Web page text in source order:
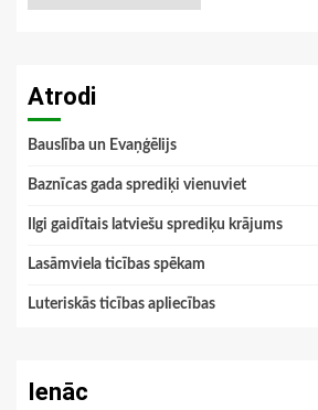
Atrodi
Bauslība un Evaņģēlijs
Baznīcas gada sprediķi vienuviet
Ilgi gaidītais latviešu sprediķu krājums
Lasāmviela ticības spēkam
Luteriskās ticības apliecības
Ienāc